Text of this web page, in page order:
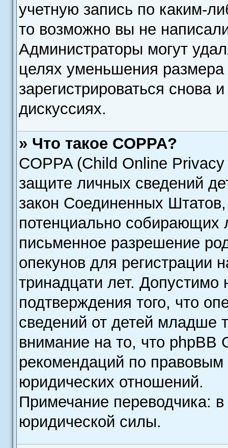
учетную запись по каким-
то возможно вы не
Администраторы могут
целях уменьшения
зарегистрироваться снова
дискуссиях.
» Что такое COPPA?
COPPA (Child Online
защите личных сведений
закон Соединенных
потенциально собирающих
письменное разрешение
опекунов для регистрации
тринадцати лет. Допустимо
подтверждения того, что
сведений от детей младше
внимание на то, что phpBB
рекомендаций по
юридических отношений.
Примечание переводчика:
юридической силы.